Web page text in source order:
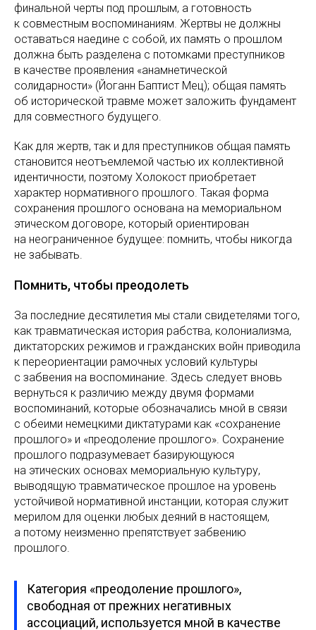
финальной черты под прошлым, а готовность
к совместным воспоминаниям. Жертвы не должны
оставаться наедине с собой, их память о прошлом
должна быть разделена с потомками преступников
в качестве проявления «анамнетической
солидарности» (Йоганн Баптист Мец); общая память
об исторической травме может заложить фундамент
для совместного будущего.
Как для жертв, так и для преступников общая память
становится неотъемлемой частью их коллективной
идентичности, поэтому Холокост приобретает
характер нормативного прошлого. Такая форма
сохранения прошлого основана на мемориальном
этическом договоре, который ориентирован
на неограниченное будущее: помнить, чтобы никогда
не забывать.
Помнить, чтобы преодолеть
За последние десятилетия мы стали свидетелями того,
как травматическая история рабства, колониализма,
диктаторских режимов и гражданских войн приводила
к переориентации рамочных условий культуры
с забвения на воспоминание. Здесь следует вновь
вернуться к различию между двумя формами
воспоминаний, которые обозначались мной в связи
с обеими немецкими диктатурами как «сохранение
прошлого» и «преодоление прошлого». Сохранение
прошлого подразумевает базирующуюся
на этических основах мемориальную культуру,
выводящую травматическое прошлое на уровень
устойчивой нормативной инстанции, которая служит
мерилом для оценки любых деяний в настоящем,
а потому неизменно препятствует забвению
прошлого.
Категория «преодоление прошлого»,
свободная от прежних негативных
ассоциаций, используется мной в качестве